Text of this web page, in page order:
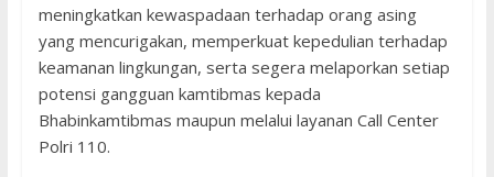
meningkatkan kewaspadaan terhadap orang asing
yang mencurigakan, memperkuat kepedulian terhadap
keamanan lingkungan, serta segera melaporkan setiap
potensi gangguan kamtibmas kepada
Bhabinkamtibmas maupun melalui layanan Call Center
Polri 110.